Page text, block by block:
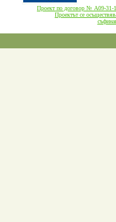
Проект по договор № А09-
Проектът се